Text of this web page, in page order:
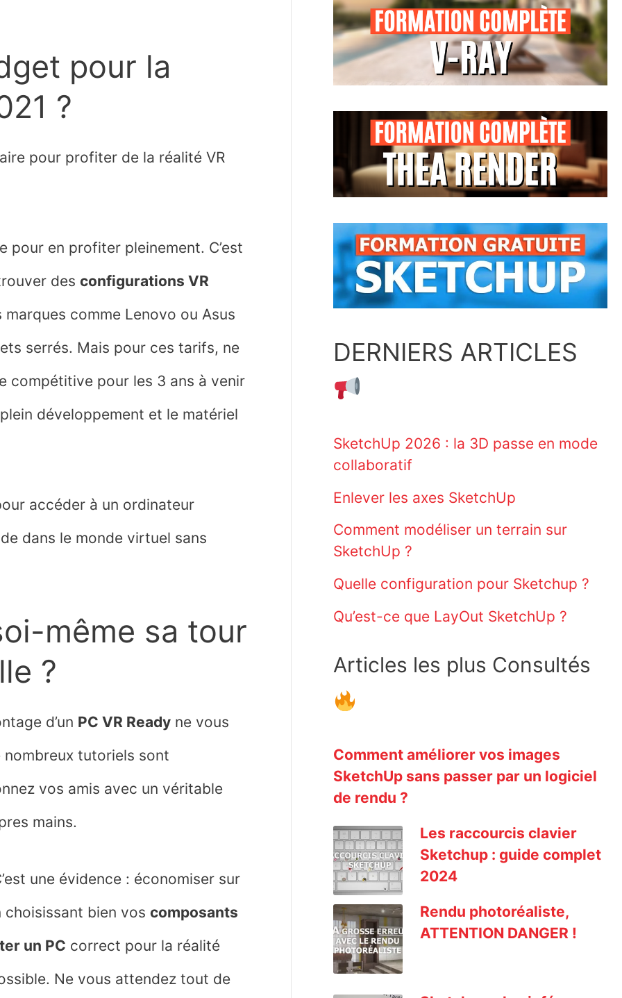
pour la
?
pour profiter de la réalité VR
pour en profiter pleinement. C’est
des configurations VR
comme Lenovo ou Asus
serrés. Mais pour ces tarifs, ne
compétitive pour les 3 ans à venir
développement et le matériel
accéder à un ordinateur
dans le monde virtuel sans
même sa tour
?
d’un PC VR Ready ne vous
tutoriels sont
vos amis avec un véritable
mains.
une évidence : économiser sur
choisissant bien vos composants
un PC correct pour la réalité
Ne vous attendez tout de
DERNIERS ARTICLES
SketchUp 2026 : la 3D passe en mode
collaboratif
Enlever les axes SketchUp
Comment modéliser un terrain sur
SketchUp ?
Quelle configuration pour Sketchup ?
Qu’est-ce que LayOut SketchUp ?
Articles les plus Consultés
Comment améliorer vos images
SketchUp sans passer par un logiciel
de rendu ?
Les raccourcis clavier
Sketchup : guide complet
2024
Rendu photoréaliste,
ATTENTION DANGER !